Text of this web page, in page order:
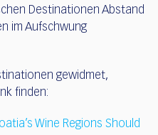
Destinationen Abstand
im Aufschwung
gewidmet,
finden:
Wine Regions Should